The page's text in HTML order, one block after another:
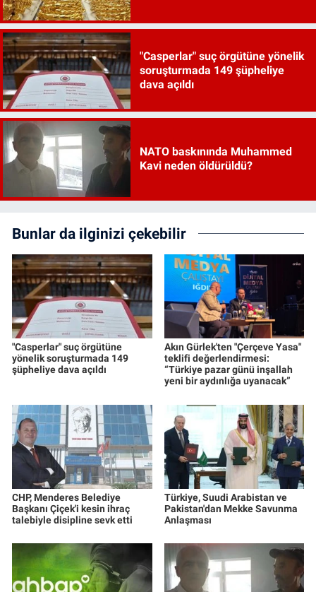
"Casperlar" suç örgütüne yönelik
soruşturmada 149 şüpheliye
dava açıldı
NATO baskınında Muhammed
Kavi neden öldürüldü?
Bunlar da ilginizi çekebilir
"Casperlar" suç örgütüne
yönelik soruşturmada 149
şüpheliye dava açıldı
Akın Gürlek'ten "Çerçeve Yasa"
teklifi değerlendirmesi:
“Türkiye pazar günü inşallah
yeni bir aydınlığa uyanacak”
CHP, Menderes Belediye
Başkanı Çiçek'i kesin ihraç
talebiyle disipline sevk etti
Türkiye, Suudi Arabistan ve
Pakistan'dan Mekke Savunma
Anlaşması